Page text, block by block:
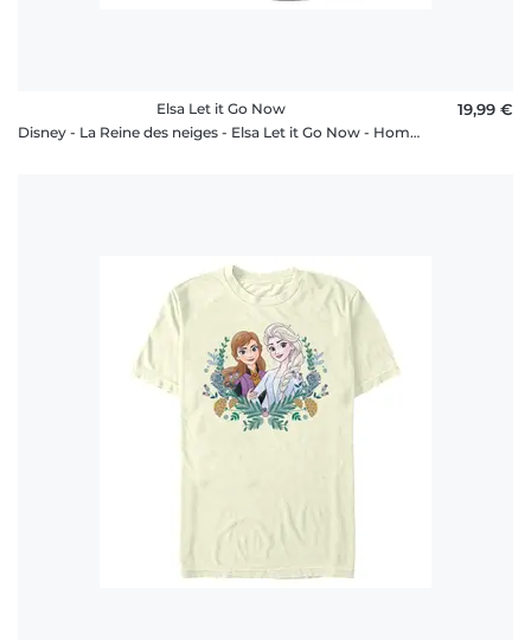
Elsa Let it Go Now
Disney - La Reine des neiges - Elsa Let it Go Now - Homme T-shirt
19,99 €